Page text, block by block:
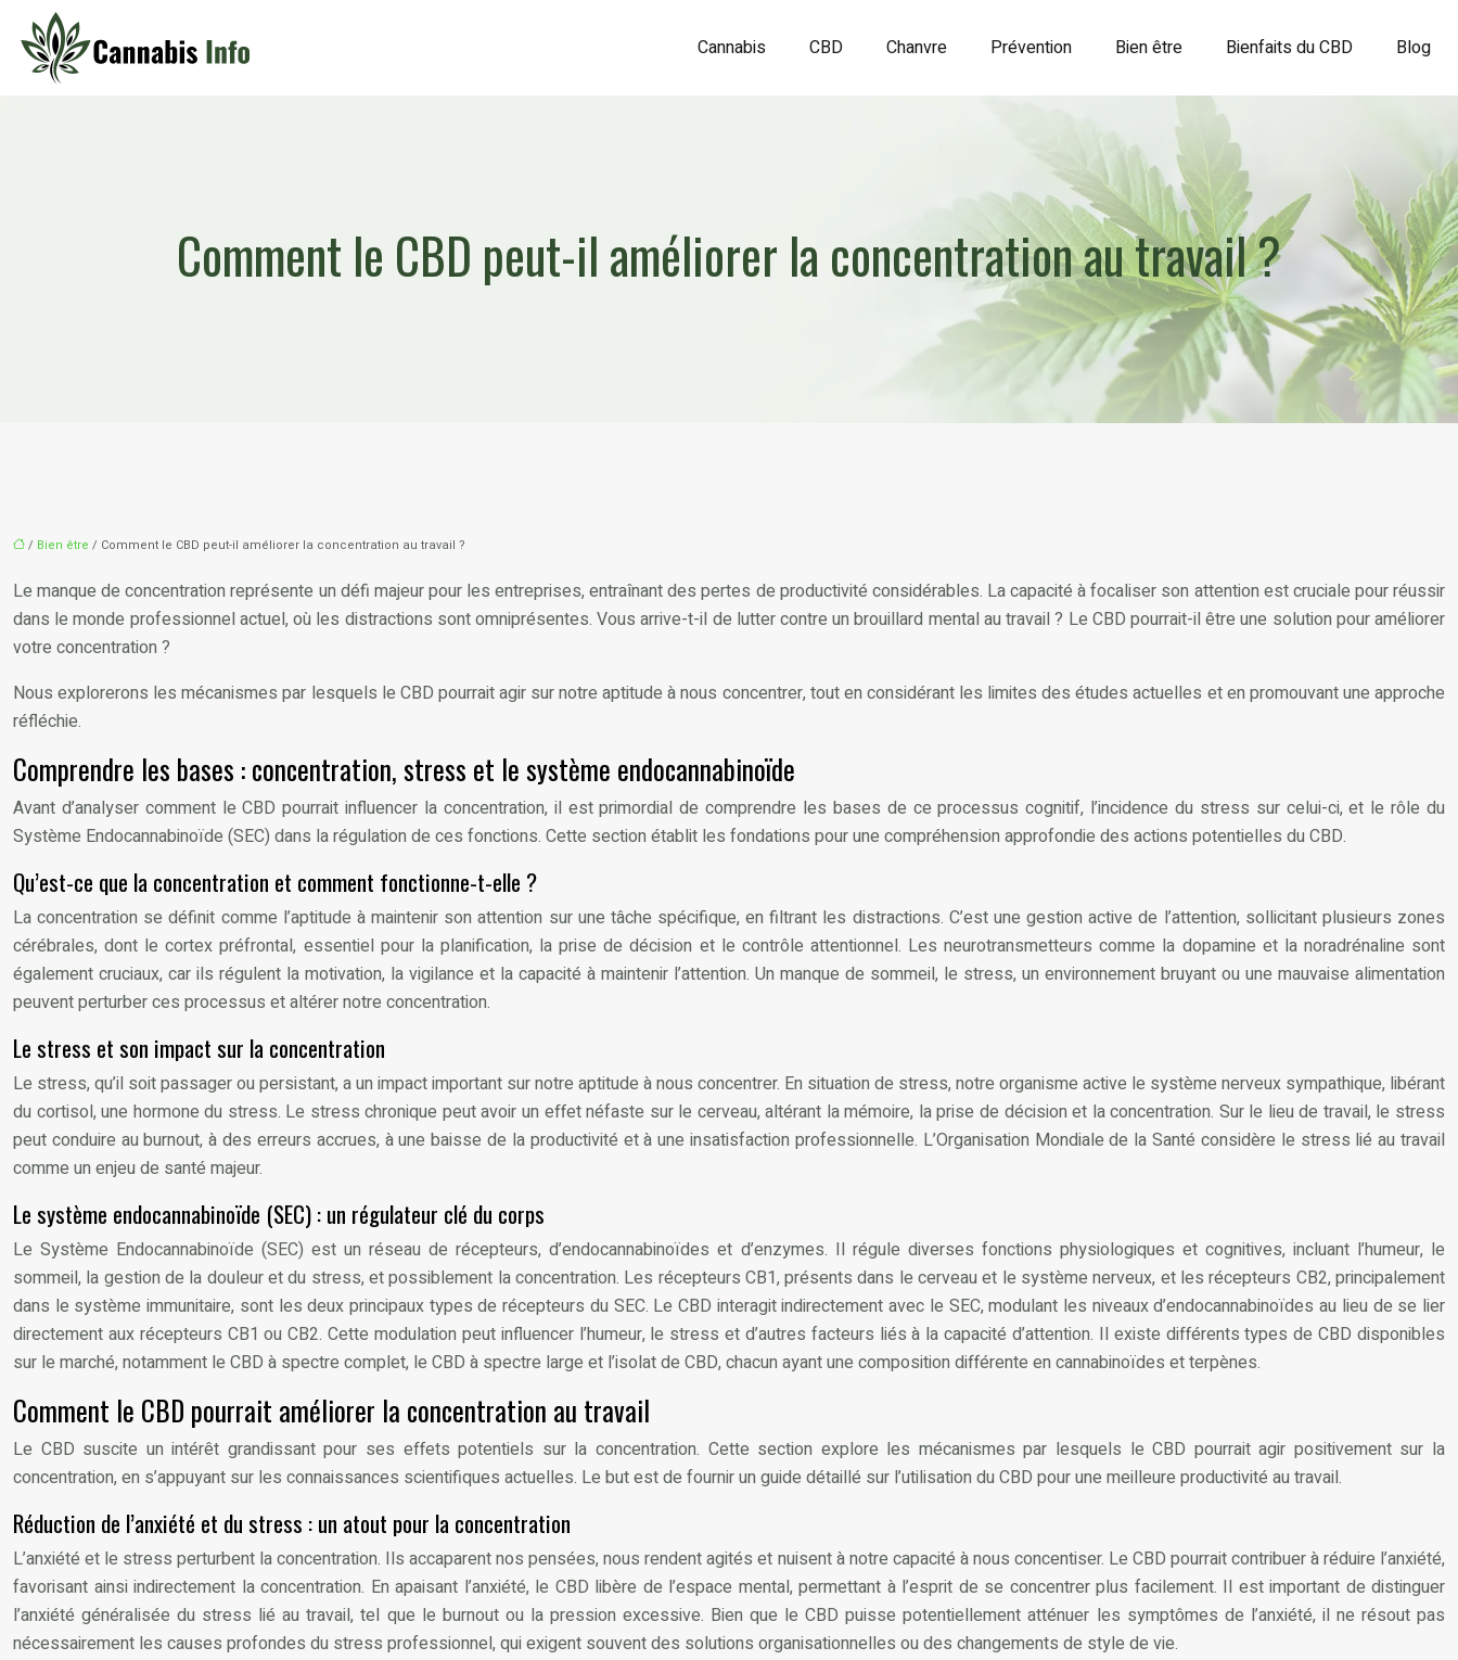
Cannabis CBD Chanvre Prévention Bien être Bienfaits du CBD Blog
Comment le CBD peut-il améliorer la concentration au travail ?
/ Bien être / Comment le CBD peut-il améliorer la concentration au travail ?
Le manque de concentration représente un défi majeur pour les entreprises, entraînant des pertes de productivité considérables. La capacité à focaliser son attention est cruciale pour réussir
dans le monde professionnel actuel, où les distractions sont omniprésentes. Vous arrive-t-il de lutter contre un brouillard mental au travail ? Le CBD pourrait-il être une solution pour améliorer
votre concentration ?
Nous explorerons les mécanismes par lesquels le CBD pourrait agir sur notre aptitude à nous concentrer, tout en considérant les limites des études actuelles et en promouvant une approche
réfléchie.
Comprendre les bases : concentration, stress et le système endocannabinoïde
Avant d’analyser comment le CBD pourrait influencer la concentration, il est primordial de comprendre les bases de ce processus cognitif, l’incidence du stress sur celui-ci, et le rôle du
Système Endocannabinoïde (SEC) dans la régulation de ces fonctions. Cette section établit les fondations pour une compréhension approfondie des actions potentielles du CBD.
Qu’est-ce que la concentration et comment fonctionne-t-elle ?
La concentration se définit comme l’aptitude à maintenir son attention sur une tâche spécifique, en filtrant les distractions. C’est une gestion active de l’attention, sollicitant plusieurs zones
cérébrales, dont le cortex préfrontal, essentiel pour la planification, la prise de décision et le contrôle attentionnel. Les neurotransmetteurs comme la dopamine et la noradrénaline sont
également cruciaux, car ils régulent la motivation, la vigilance et la capacité à maintenir l’attention. Un manque de sommeil, le stress, un environnement bruyant ou une mauvaise alimentation
peuvent perturber ces processus et altérer notre concentration.
Le stress et son impact sur la concentration
Le stress, qu’il soit passager ou persistant, a un impact important sur notre aptitude à nous concentrer. En situation de stress, notre organisme active le système nerveux sympathique, libérant
du cortisol, une hormone du stress. Le stress chronique peut avoir un effet néfaste sur le cerveau, altérant la mémoire, la prise de décision et la concentration. Sur le lieu de travail, le stress
peut conduire au burnout, à des erreurs accrues, à une baisse de la productivité et à une insatisfaction professionnelle. L’Organisation Mondiale de la Santé considère le stress lié au travail
comme un enjeu de santé majeur.
Le système endocannabinoïde (SEC) : un régulateur clé du corps
Le Système Endocannabinoïde (SEC) est un réseau de récepteurs, d’endocannabinoïdes et d’enzymes. Il régule diverses fonctions physiologiques et cognitives, incluant l’humeur, le
sommeil, la gestion de la douleur et du stress, et possiblement la concentration. Les récepteurs CB1, présents dans le cerveau et le système nerveux, et les récepteurs CB2, principalement
dans le système immunitaire, sont les deux principaux types de récepteurs du SEC. Le CBD interagit indirectement avec le SEC, modulant les niveaux d’endocannabinoïdes au lieu de se lier
directement aux récepteurs CB1 ou CB2. Cette modulation peut influencer l’humeur, le stress et d’autres facteurs liés à la capacité d’attention. Il existe différents types de CBD disponibles
sur le marché, notamment le CBD à spectre complet, le CBD à spectre large et l’isolat de CBD, chacun ayant une composition différente en cannabinoïdes et terpènes.
Comment le CBD pourrait améliorer la concentration au travail
Le CBD suscite un intérêt grandissant pour ses effets potentiels sur la concentration. Cette section explore les mécanismes par lesquels le CBD pourrait agir positivement sur la
concentration, en s’appuyant sur les connaissances scientifiques actuelles. Le but est de fournir un guide détaillé sur l’utilisation du CBD pour une meilleure productivité au travail.
Réduction de l’anxiété et du stress : un atout pour la concentration
L’anxiété et le stress perturbent la concentration. Ils accaparent nos pensées, nous rendent agités et nuisent à notre capacité à nous concentiser. Le CBD pourrait contribuer à réduire l’anxiété,
favorisant ainsi indirectement la concentration. En apaisant l’anxiété, le CBD libère de l’espace mental, permettant à l’esprit de se concentrer plus facilement. Il est important de distinguer
l’anxiété généralisée du stress lié au travail, tel que le burnout ou la pression excessive. Bien que le CBD puisse potentiellement atténuer les symptômes de l’anxiété, il ne résout pas
nécessairement les causes profondes du stress professionnel, qui exigent souvent des solutions organisationnelles ou des changements de style de vie.